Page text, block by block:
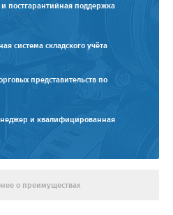
и постгарантийная поддержка
система складского учёта
представительств по
и квалифицированная
о преимуществах